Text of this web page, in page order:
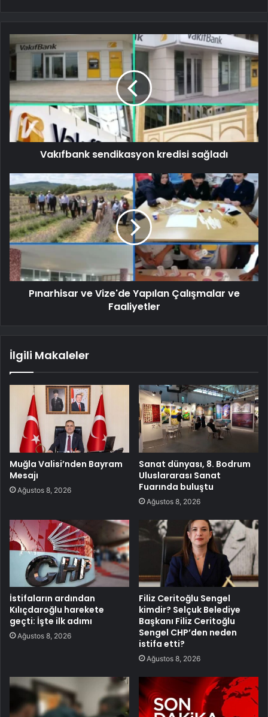
Vakıfbank sendikasyon kredisi sağladı
Pınarhisar ve Vize'de Yapılan Çalışmalar ve
Faaliyetler
İlgili Makaleler
Muğla Valisi’nden Bayram
Mesajı
Ağustos 8, 2026
Sanat dünyası, 8. Bodrum
Uluslararası Sanat
Fuarında buluştu
Ağustos 8, 2026
İstifaların ardından
Kılıçdaroğlu harekete
geçti: İşte ilk adımı
Ağustos 8, 2026
Filiz Ceritoğlu Sengel
kimdir? Selçuk Belediye
Başkanı Filiz Ceritoğlu
Sengel CHP’den neden
istifa etti?
Ağustos 8, 2026